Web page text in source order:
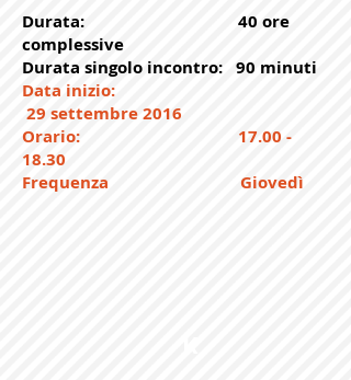
Durata: 40 ore
complessive
Durata singolo incontro: 90 minuti
Data inizio:
29 settembre 2016
Orario: 17.00 -
18.30
Frequenza Giovedì